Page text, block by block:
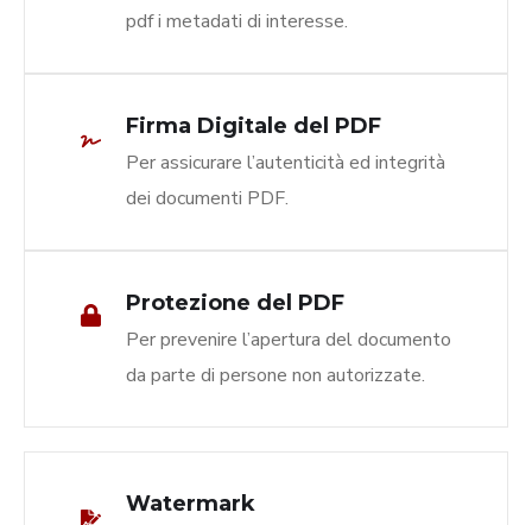
pdf i metadati di interesse.
Firma Digitale del PDF
Per assicurare l’autenticità ed integrità
dei documenti PDF.
Protezione del PDF
Per prevenire l’apertura del documento
da parte di persone non autorizzate.
Watermark